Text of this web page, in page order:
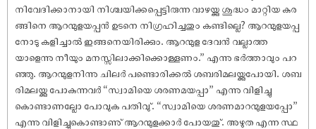
നിവേദിക്കാനായി നിശ്ചയിക്കപ്പെട്ടിരുന്ന വാഴയ്ക്കു ശുദ്ധം മാറ്റിയ കുര
ങ്ങിനെ ആറന്മുളയപ്പൻ ഉടനെ നിഗ്രഹിച്ചതും കണ്ടില്ലെ? ആറന്മുളയപ്പ
നോടു കളിച്ചാൽ ഇങ്ങനെയിരിക്കും. ആറന്മുള ദേവൻ വല്ലാത്ത
യാളെന്നു നീയും മനസ്സിലാക്കിക്കൊള്ളണം.” എന്നു ഭർത്താവും പറ
ഞ്ഞു. ആറന്മുളനിന്നു ചിലർ പണ്ടൊരിക്കൽ ശബരിമലയ്ക്കുപോയി. ശബ
രിമലയ്ക്കു പോകുന്നവർ “സ്വാമിയെ ശരണമയപ്പാ” എന്നു വിളിച്ചു
കൊണ്ടാണല്ലോ പോവുക പതിവു്. “സ്വാമിയെ ശരണമാറന്മുളയപ്പോ”
എന്നു വിളിച്ചുകൊണ്ടാണു് ആറന്മുളക്കാർ പോയതു്. അഴുത എന്ന സ്ഥ